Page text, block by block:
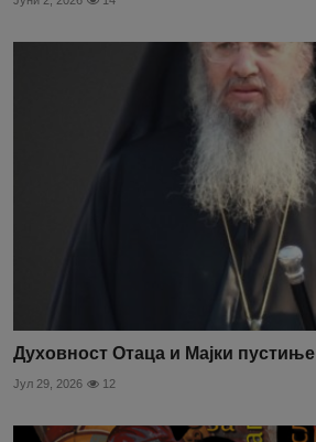
Духовност Отаца и Мајки пустиње
Јул 29, 2026 12